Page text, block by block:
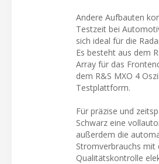
Andere Aufbauten
Testzeit bei
sich ideal für die
Es besteht aus dem
Array für das
dem R&S MXO 4
Testplattform.
Für präzise und
Schwarz eine
außerdem die
Stromverbrauchs mit
Qualitätskontrolle